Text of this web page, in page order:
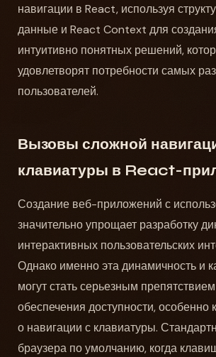
навигации в React, используя
данные и React Context для
интуитивно понятных решений,
удовлетворят потребности самых
пользователей.
Вызовы сложной
клавиатуры в React-
Создание веб-приложений с
значительно упрощает разработку
интерактивных пользовательских
Однако именно эта динамичность и
могут стать серьезным
обеспечения доступности, особенно
о навигации с клавиатуры.
браузера по умолчанию, когда